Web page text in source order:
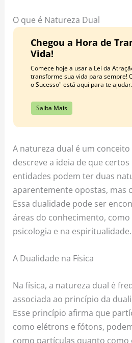
k
m
O que é Natureza Dual
Chegou a Hora de
Vida!
Comece hoje a usar a Lei da
transforme sua vida para sempre!
o Sucesso" está aqui para te ajudar.
Saiba Mais
A natureza dual é um
descreve a ideia de que
entidades podem ter duas
aparentemente opostas, mas
Essa dualidade pode ser
áreas do conhecimento, como
psicologia e na espiritualidade.
A Dualidade na Física
Na física, a natureza dual é
associada ao princípio da
Esse princípio afirma que
como elétrons e fótons,
como partículas quanto como